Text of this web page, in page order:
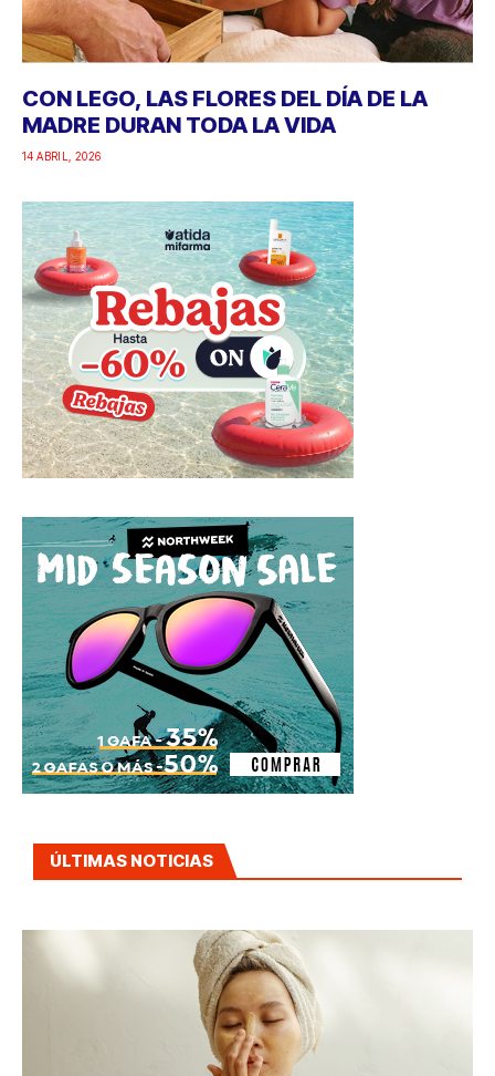
CON LEGO, LAS FLORES DEL DÍA DE LA
MADRE DURAN TODA LA VIDA
14 ABRIL, 2026
ÚLTIMAS NOTICIAS